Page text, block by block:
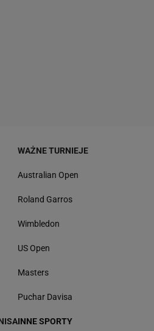
WAŻNE TURNIEJE
Australian Open
Roland Garros
Wimbledon
US Open
Masters
Puchar Davisa
INNE SPORTY